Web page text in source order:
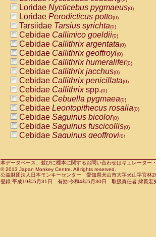
PitheciidaeCacajao calvus
PitheciidaeCallicebus cupreus
PitheciidaeCallicebus donacophilus
PitheciidaeCallicebus moloch
PitheciidaeCallicebus torquatus
PitheciidaeCallicebusspp.(0)
PitheciidaeChiropotes satanas(0)
PitheciidaePithecia monachus
PitheciidaePithecia pithecia(0)
CercopithecidaeCercocebus agilis
CercopithecidaeCercocebus
CercopithecidaeCercocebus
CercopithecidaeCercocebus
CercopithecidaeCercocebus
CercopithecidaeCercocebushybrid
CercopithecidaePapio anubis(0)
CercopithecidaePapio cynocephalus
CercopithecidaePapio hamadryas(0)
Loridae Nycticebus pygmaeus(0)
Loridae Perodicticus potto(0)
Tarsiidae Tarsius syrichta(0)
Cebidae Callimico goeldii(0)
Cebidae Callithrix argentata(0)
Cebidae Callithrix geoffroyi(0)
Cebidae Callithrix humeralifer(0)
Cebidae Callithrix jacchus(0)
Cebidae Callithrix penicillata(0)
Cebidae Callithrixspp.(0)
Cebidae Cebuella pygmaea(0)
Cebidae Leontopithecus rosalia(0)
Cebidae Saguinus bicolor(0)
Cebidae Saguinus fuscicollis(0)
Cebidae Saguinus geoffroyi(0)
CebidaeSaguinus leucopus(0)
CebidaeSaguinus midas(0)
Cebidae Saguinus mystax(0)
本データベース、並びに標本に関するお問い合わせはキュレータ
© 2013 Japan Monkey Centre. All rights reserved.
公益財団法人日本モンキーセンター 愛知県犬山市大字犬山字官
登録:平成19年5月31日 有効:令和4年5月30日 取扱責任者:綿貫宏